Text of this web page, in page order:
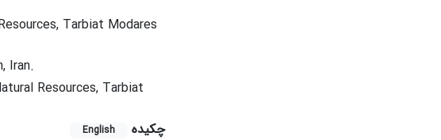
Tarbiat Modares
Iran.
Resources, Tarbiat
چکیده
English